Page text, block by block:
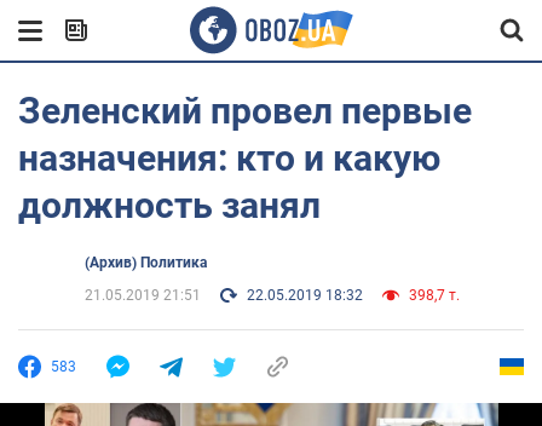
Зеленский провел первые
назначения: кто и какую
должность занял
(Архив) Политика
21.05.2019 21:51
22.05.2019 18:32 398,7 т.
583